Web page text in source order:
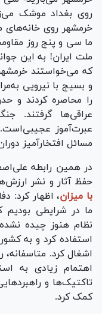
روی بغداد موشک
خرمشهر روی خانه‌های
ما سی و پنج روز
ملت ایران! به این
که می‌خواستند
و بسیج با نیرویی
را محاصره کردند و
عراقی‌ها گرفتند.
عبرت‌آموز
مسائل افتخارآمیز
در همین رابطه
حفظ آثار و نشر
با میزان، اظهار کرد:
ما در شرایطی بودیم
نظام هنوز چیده
استفاده کرد و به
اشغال کرد.
اهتمام زیادی به
تاکتیک‌ها و
کمک کرد.